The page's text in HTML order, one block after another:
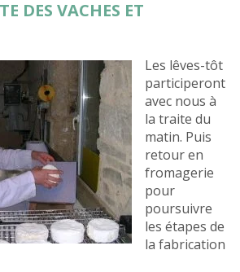
DES VACHES ET
Les lêves-tôt
participeront
avec nous à
la traite du
matin. Puis
retour en
fromagerie
pour
poursuivre
les étapes de
la fabrication